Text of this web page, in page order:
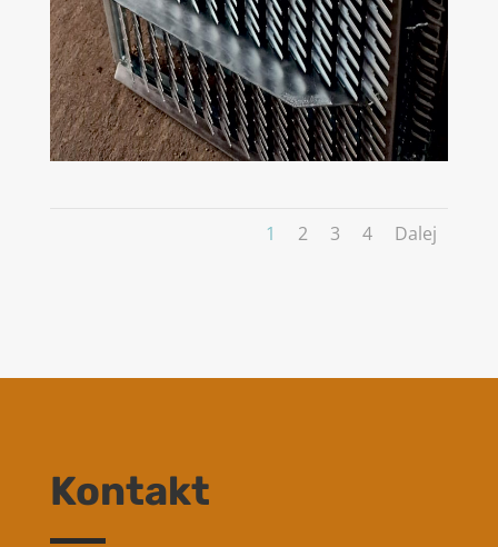
1 2 3 4 Dalej
Kontakt